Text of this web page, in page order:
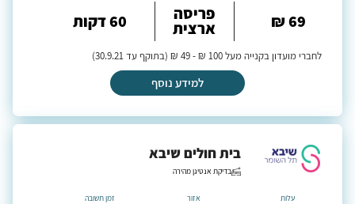
69 ₪ פריסה
ארצית 60 דקות
לחברי מועדון בקנייה מעל 100 ₪ - 49 ₪ (בתוקף עד 30.9.21)
למידע נוסף
בית חולים שיבא
בדיקת אנטיגן מהירה
עלות אזור זמן תשובה